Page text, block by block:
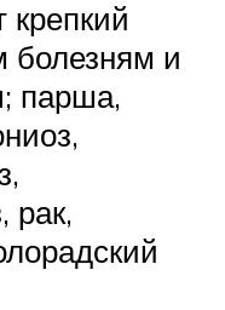
крепкий
болезням и
парша,
рак,